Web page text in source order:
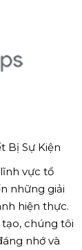
Bị Sự Kiện
vực tổ
những giải
hiện thực.
chúng tôi
nhớ và